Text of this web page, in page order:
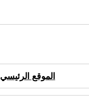
الموقع الرئيسي